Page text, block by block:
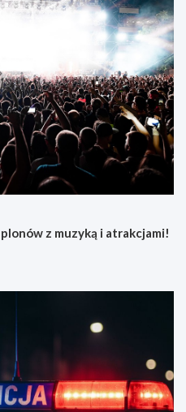
z muzyką i atrakcjami!